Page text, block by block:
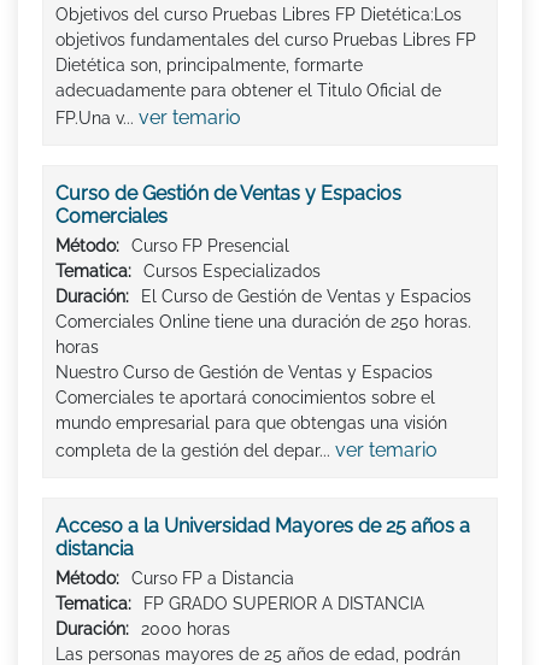
Objetivos del curso Pruebas Libres FP Dietética:Los
objetivos fundamentales del curso Pruebas Libres FP
Dietética son, principalmente, formarte
adecuadamente para obtener el Titulo Oficial de
FP.Una v... ver temario
Curso de Gestión de Ventas y Espacios
Comerciales
Método:
Curso FP Presencial
Tematica:
Cursos Especializados
Duración:
El Curso de Gestión de Ventas y Espacios
Comerciales Online tiene una duración de 250 horas.
horas
Nuestro Curso de Gestión de Ventas y Espacios
Comerciales te aportará conocimientos sobre el
mundo empresarial para que obtengas una visión
completa de la gestión del depar... ver temario
Acceso a la Universidad Mayores de 25 años a
distancia
Método:
Curso FP a Distancia
Tematica:
FP GRADO SUPERIOR A DISTANCIA
Duración:
2000 horas
Las personas mayores de 25 años de edad, podrán